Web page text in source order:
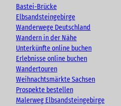
e
o
k
r
a
m
Bastei-Brücke
Elbsandsteingebirge
Wanderwege Deutschland
Wandern in der Nähe
Unterkünfte online buchen
Erlebnisse online buchen
Wandertouren
Weihnachtsmärkte Sachsen
Prospekte bestellen
Malerweg Elbsandsteingebirge